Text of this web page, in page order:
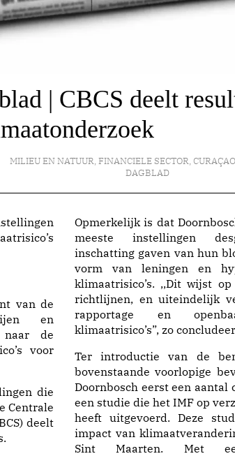
| CBCS deelt
MILIEU EN NATUUR, FINANCIELE SECTOR, CURAÇAO
DAGBLAD
van de
en
naar de
voor
die
Centrale
deelt
Opmerkelijk is dat
meeste instellingen
inschatting gaven van hun
vorm van leningen en
klimaatrisico’s. ,,Dit wijst
richtlijnen, en uiteindelijk
rapportage en
klimaatrisico’s”, zo
Ter introductie van de
bovenstaande voorlopige
Doornbosch eerst een aantal
een studie die het IMF op
heeft uitgevoerd. Deze
impact van
Sint Maarten. Met